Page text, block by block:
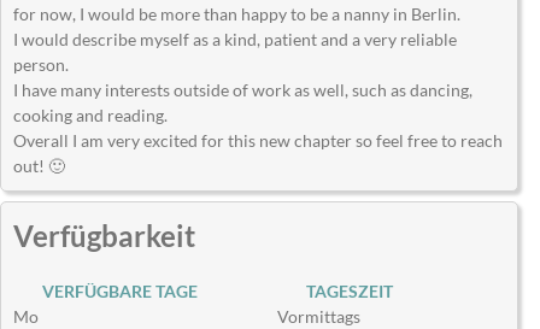
for now, I would be more than happy to be a nanny in Berlin.
I would describe myself as a kind, patient and a very reliable
person.
I have many interests outside of work as well, such as dancing,
cooking and reading.
Overall I am very excited for this new chapter so feel free to reach
out! 🙂
Verfügbarkeit
VERFÜGBARE TAGE
Mo
TAGESZEIT
Vormittags